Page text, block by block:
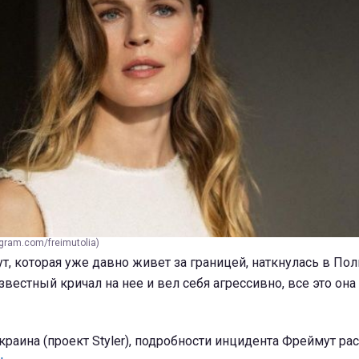
freimutolia)
которая уже давно живет за границей, наткнулась в
кричал на нее и вел себя агрессивно, все это
(проект Styler), подробности инцидента Фреймут